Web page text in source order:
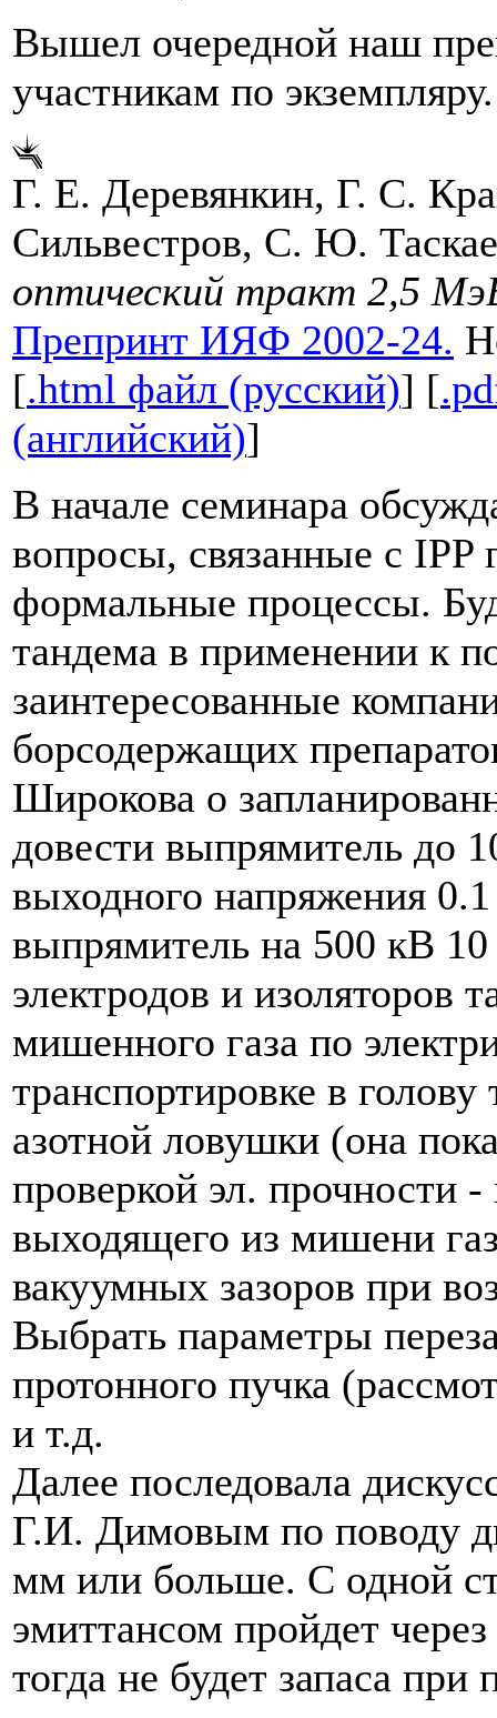
Вышел очередной наш
участникам по экземпляру.
Г. Е. Деревянкин, Г. С.
Сильвестров, С. Ю.
оптический тракт 2,5
Препринт ИЯФ 2002-24.
[.html файл (русский)] [
(английский)]
В начале семинара
вопросы, связанные с IPP
формальные процессы.
тандема в применении к
заинтересованные
борсодержащих
Широкова о
довести выпрямитель до
выходного напряжения
выпрямитель на 500 кВ 10
электродов и изоляторов
мишенного газа по
транспортировке в
азотной ловушки (она
проверкой эл. прочности
выходящего из мишени
вакуумных зазоров при
Выбрать параметры
протонного пучка
и т.д.
Далее последовала
Г.И. Димовым по поводу
мм или больше. С одной
эмиттансом пройдет
тогда не будет запаса при